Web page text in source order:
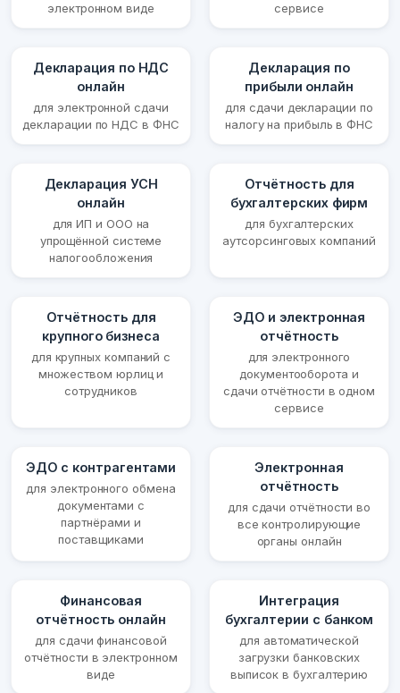
электронном виде
сервисе
Декларация по НДС
онлайн
для электронной сдачи
декларации по НДС в ФНС
Декларация по
прибыли онлайн
для сдачи декларации по
налогу на прибыль в ФНС
Декларация УСН
онлайн
для ИП и ООО на
упрощённой системе
налогообложения
Отчётность для
бухгалтерских фирм
для бухгалтерских
аутсорсинговых компаний
Отчётность для
крупного бизнеса
для крупных компаний с
множеством юрлиц и
сотрудников
ЭДО и электронная
отчётность
для электронного
документооборота и
сдачи отчётности в одном
сервисе
ЭДО с контрагентами
для электронного обмена
документами с
партнёрами и
поставщиками
Электронная
отчётность
для сдачи отчётности во
все контролирующие
органы онлайн
Финансовая
отчётность онлайн
для сдачи финансовой
отчётности в электронном
виде
Интеграция
бухгалтерии с банком
для автоматической
загрузки банковских
выписок в бухгалтерию